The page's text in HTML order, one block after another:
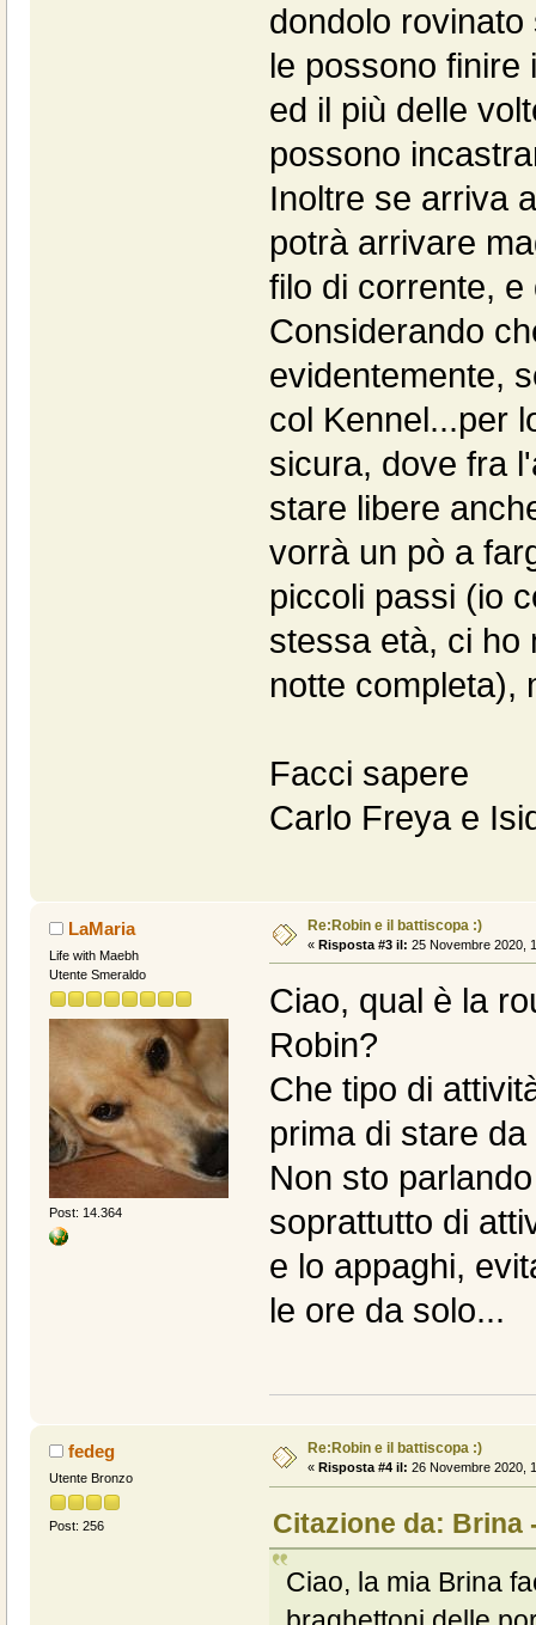
dondolo
le possono finire
ed il più delle
possono
Inoltre se arriva
potrà arrivare
filo di corrente,
Considerando
evidentemente,
col Kennel...per
sicura, dove fra
stare libere
vorrà un pò a
piccoli passi (io
stessa età, ci ho
notte completa),
Facci sapere
Carlo Freya e
LaMaria
Life with Maebh
Utente Smeraldo
Post: 14.364
Re:Robin e il battiscopa :)
« Risposta #3 il: 25 Novembre 2020,
Ciao, qual è la
Robin?
Che tipo di
prima di stare
Non sto
soprattutto di
e lo appaghi,
le ore da solo...
fedeg
Utente Bronzo
Post: 256
Re:Robin e il battiscopa :)
« Risposta #4 il: 26 Novembre 2020,
Citazione da: Brina
Ciao, la mia Brina